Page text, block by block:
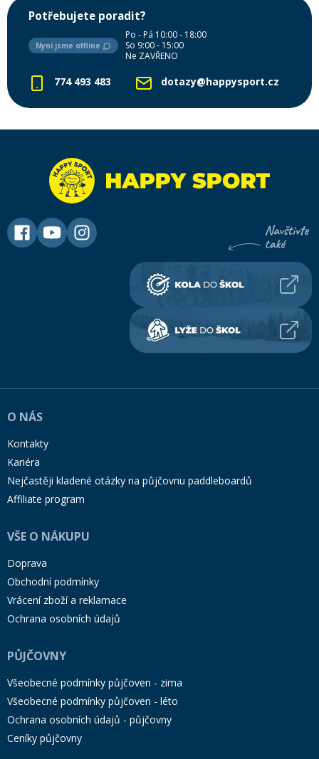
Potřebujete poradit?
Nyní jsme offline
Po - Pá 10:00 - 18:00
So 9:00 - 15:00
Ne ZAVŘENO
774 493 483 dotazy@happysport.cz
O NÁS
Kontakty
Kariéra
Nejčastěji kladené otázky na půjčovnu paddleboardů
Affiliate program
VŠE O NÁKUPU
Doprava
Obchodní podmínky
Vrácení zboží a reklamace
Ochrana osobních údajů
PŮJČOVNY
Všeobecné podmínky půjčoven - zima
Všeobecné podmínky půjčoven - léto
Ochrana osobních údajů - půjčovny
Ceníky půjčovny